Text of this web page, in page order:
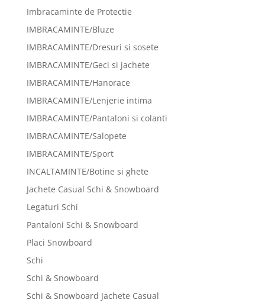
Imbracaminte de Protectie
IMBRACAMINTE/Bluze
IMBRACAMINTE/Dresuri si sosete
IMBRACAMINTE/Geci si jachete
IMBRACAMINTE/Hanorace
IMBRACAMINTE/Lenjerie intima
IMBRACAMINTE/Pantaloni si colanti
IMBRACAMINTE/Salopete
IMBRACAMINTE/Sport
INCALTAMINTE/Botine si ghete
Jachete Casual Schi & Snowboard
Legaturi Schi
Pantaloni Schi & Snowboard
Placi Snowboard
Schi
Schi & Snowboard
Schi & Snowboard Jachete Casual